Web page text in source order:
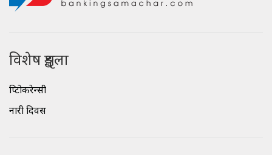
विशेष शृङ्खला
क्रिप्टोकरेन्सी
नारी दिवस